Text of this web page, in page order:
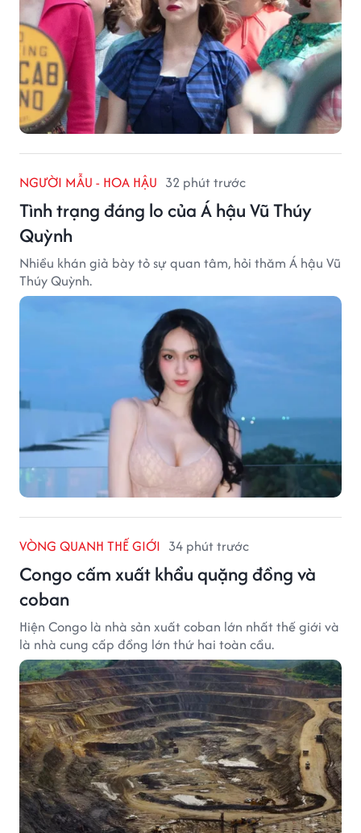
NGƯỜI MẪU - HOA HẬU 32 phút trước
Tình trạng đáng lo của Á hậu Vũ Thúy
Quỳnh
Nhiều khán giả bày tỏ sự quan tâm, hỏi thăm Á hậu Vũ
Thúy Quỳnh.
VÒNG QUANH THẾ GIỚI 34 phút trước
Congo cấm xuất khẩu quặng đồng và
coban
Hiện Congo là nhà sản xuất coban lớn nhất thế giới và
là nhà cung cấp đồng lớn thứ hai toàn cầu.